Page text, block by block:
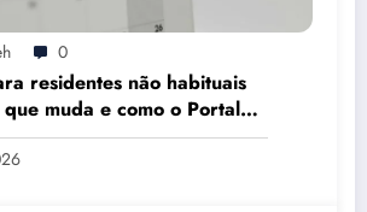
0
residentes não habituais
muda e como o Portal
pode ajudar